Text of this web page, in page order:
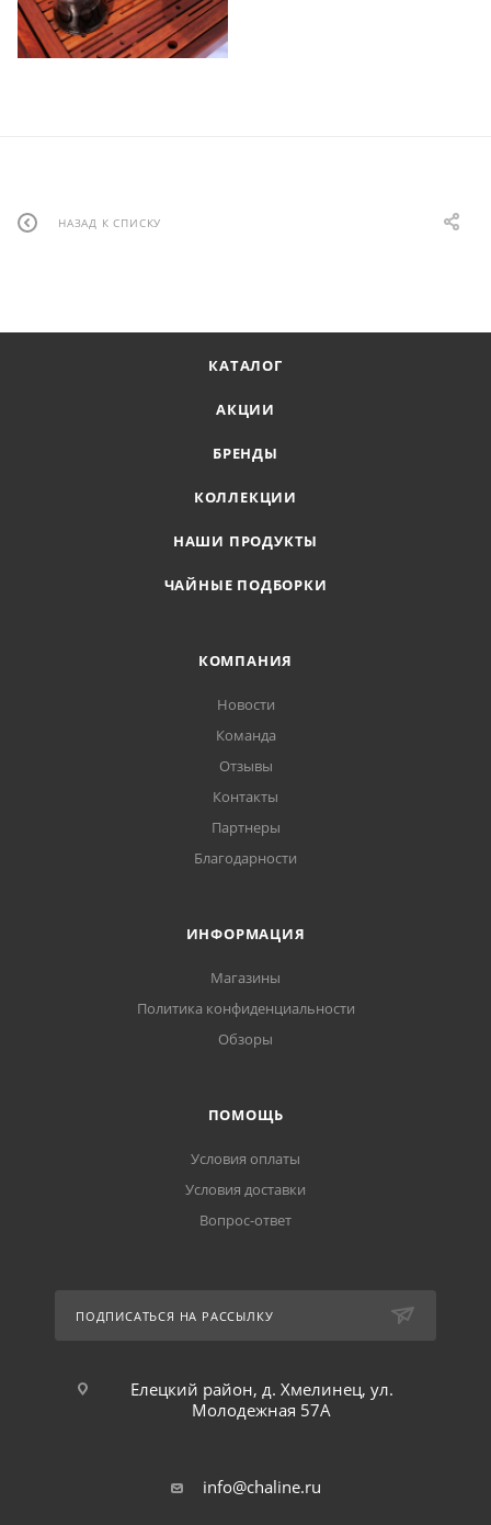
НАЗАД К СПИСКУ
КАТАЛОГ
АКЦИИ
БРЕНДЫ
КОЛЛЕКЦИИ
НАШИ ПРОДУКТЫ
ЧАЙНЫЕ ПОДБОРКИ
КОМПАНИЯ
Новости
Команда
Отзывы
Контакты
Партнеры
Благодарности
ИНФОРМАЦИЯ
Магазины
Политика конфиденциальности
Обзоры
ПОМОЩЬ
Условия оплаты
Условия доставки
Вопрос-ответ
ПОДПИСАТЬСЯ НА РАССЫЛКУ
Елецкий район, д. Хмелинец, ул.
Молодежная 57А
info@chaline.ru